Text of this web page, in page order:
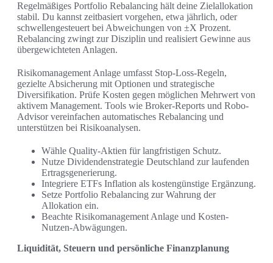
Regelmäßiges Portfolio Rebalancing hält deine Zielallokation
stabil. Du kannst zeitbasiert vorgehen, etwa jährlich, oder
schwellengesteuert bei Abweichungen von ±X Prozent.
Rebalancing zwingt zur Disziplin und realisiert Gewinne aus
übergewichteten Anlagen.
Risikomanagement Anlage umfasst Stop-Loss-Regeln,
gezielte Absicherung mit Optionen und strategische
Diversifikation. Prüfe Kosten gegen möglichen Mehrwert von
aktivem Management. Tools wie Broker-Reports und Robo-
Advisor vereinfachen automatisches Rebalancing und
unterstützen bei Risikoanalysen.
Wähle Quality-Aktien für langfristigen Schutz.
Nutze Dividendenstrategie Deutschland zur laufenden
Ertragsgenerierung.
Integriere ETFs Inflation als kostengünstige Ergänzung.
Setze Portfolio Rebalancing zur Wahrung der
Allokation ein.
Beachte Risikomanagement Anlage und Kosten-
Nutzen-Abwägungen.
Liquidität, Steuern und persönliche Finanzplanung